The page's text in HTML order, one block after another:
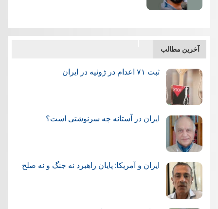
آخرین مطالب
ثبت ۷۱ اعدام در ژوئيه در ایران
ایران در آستانه چه سرنوشتی است؟
ایران و آمریکا: پایان راهبرد نه جنگ و نه صلح